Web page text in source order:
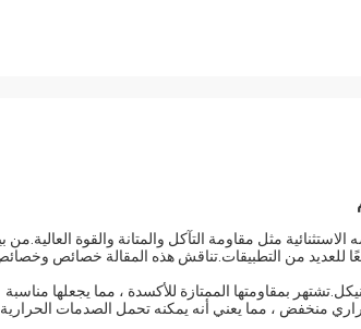
مثل مقاومة التآكل والمتانة والقوة العالية.من
الفولاذ المقاوم للصدأ ، تعد لفائف الفولاذ المقاوم للصدأ 309 خيارًا شائعًا للعديد من التطبيقات.تناقش هذه المقالة خصائص
الكروم والنيكل.تشتهر بمقاومتها الممتازة للأكسدة ، مما يجعلها مناسبة
منخفض ، مما يعني أنه يمكنه تحمل الصدمات الحرارية